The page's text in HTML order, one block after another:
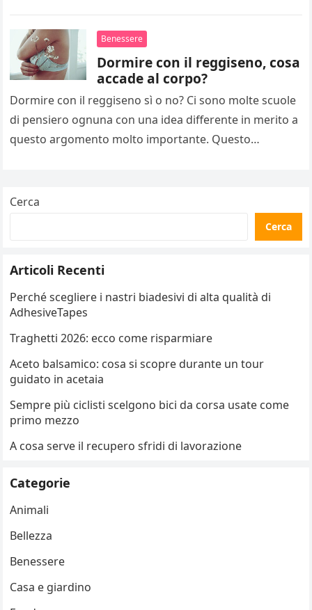
Benessere
Dormire con il reggiseno, cosa
accade al corpo?
Dormire con il reggiseno sì o no? Ci sono molte scuole
di pensiero ognuna con una idea differente in merito a
questo argomento molto importante. Questo
Cerca
Cerca
Articoli Recenti
Perché scegliere i nastri biadesivi di alta qualità di
AdhesiveTapes
Traghetti 2026: ecco come risparmiare
Aceto balsamico: cosa si scopre durante un tour
guidato in acetaia
Sempre più ciclisti scelgono bici da corsa usate come
primo mezzo
A cosa serve il recupero sfridi di lavorazione
Categorie
Animali
Bellezza
Benessere
Casa e giardino